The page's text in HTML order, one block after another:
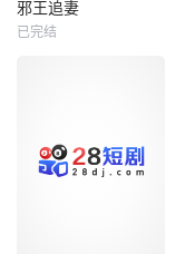
邪王追妻
邪王追妻
已完结